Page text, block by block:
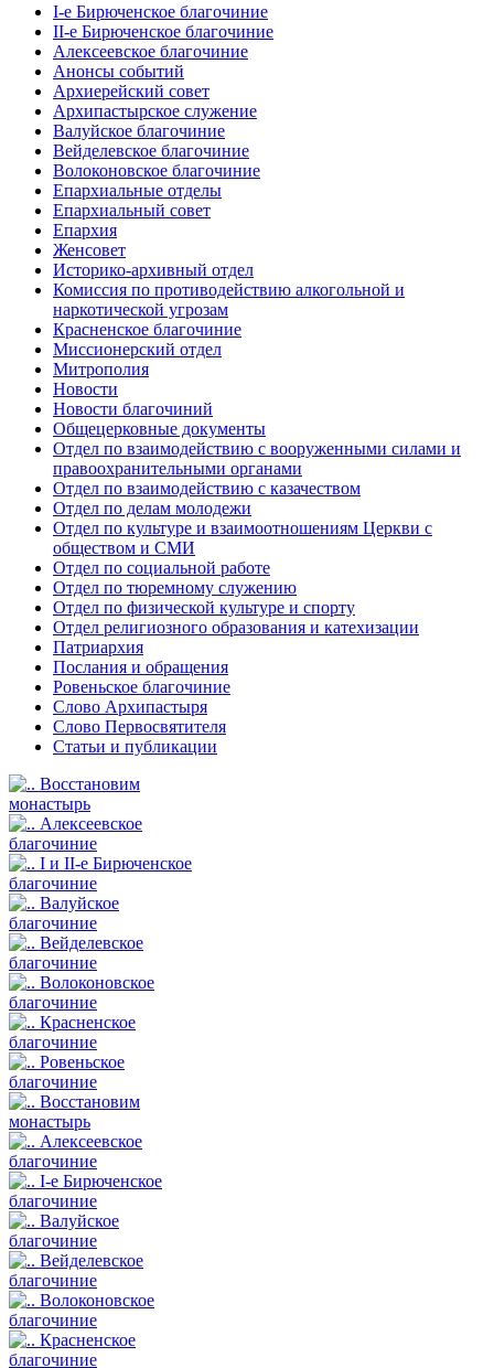
I-е Бирюченское благочиние
II-е Бирюченское благочиние
Алексеевское благочиние
Анонсы событий
Архиерейский совет
Архипастырское служение
Валуйское благочиние
Вейделевское благочиние
Волоконовское благочиние
Епархиальные отделы
Епархиальный совет
Епархия
Женсовет
Историко-архивный отдел
Комиссия по противодействию алкогольной и
наркотической угрозам
Красненское благочиние
Миссионерский отдел
Митрополия
Новости
Новости благочиний
Общецерковные документы
Отдел по взаимодействию с вооруженными силами и
правоохранительными органами
Отдел по взаимодействию с казачеством
Отдел по делам молодежи
Отдел по культуре и взаимоотношениям Церкви с
обществом и СМИ
Отдел по социальной работе
Отдел по тюремному служению
Отдел по физической культуре и спорту
Отдел религиозного образования и катехизации
Патриархия
Послания и обращения
Ровеньское благочиние
Слово Архипастыря
Слово Первосвятителя
Статьи и публикации
Восстановим
монастырь
Алексеевское
благочиние
I и II-е Бирюченское
благочиние
Валуйское
благочиние
Вейделевское
благочиние
Волоконовское
благочиние
Красненское
благочиние
Ровеньское
благочиние
Восстановим
монастырь
Алексеевское
благочиние
I-е Бирюченское
благочиние
Валуйское
благочиние
Вейделевское
благочиние
Волоконовское
благочиние
Красненское
благочиние